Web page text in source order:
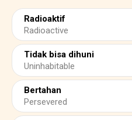
Radioaktif
Radioactive
Tidak bisa dihuni
Uninhabitable
Bertahan
Persevered